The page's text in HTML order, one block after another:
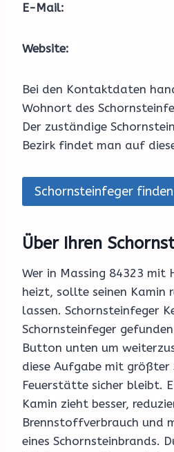
E-Mail:
Website:
Bei den Kontaktdaten
Wohnort des
Der zuständige
Bezirk findet man auf
Schornsteinfeger finden
Über Ihren
Wer in Massing 84323 mit
heizt, sollte seinen Kamin
lassen. Schornsteinfeger
Schornsteinfeger
Button unten um
diese Aufgabe mit
Feuerstätte sicher bleibt.
Kamin zieht besser,
Brennstoffverbrauch und
eines Schornsteinbrands.